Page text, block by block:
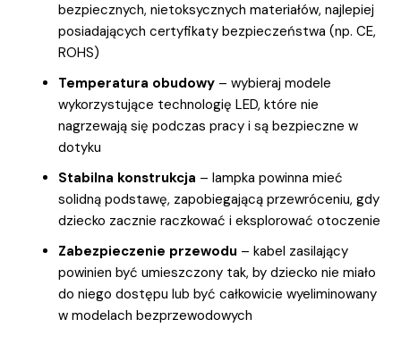
bezpiecznych, nietoksycznych materiałów, najlepiej
posiadających certyfikaty bezpieczeństwa (np. CE,
ROHS)
Temperatura obudowy – wybieraj modele
wykorzystujące technologię LED, które nie
nagrzewają się podczas pracy i są bezpieczne w
dotyku
Stabilna konstrukcja – lampka powinna mieć
solidną podstawę, zapobiegającą przewróceniu, gdy
dziecko zacznie raczkować i eksplorować otoczenie
Zabezpieczenie przewodu – kabel zasilający
powinien być umieszczony tak, by dziecko nie miało
do niego dostępu lub być całkowicie wyeliminowany
w modelach bezprzewodowych